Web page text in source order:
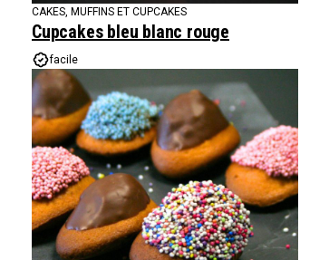
CAKES, MUFFINS ET CUPCAKES
Cupcakes bleu blanc rouge
facile